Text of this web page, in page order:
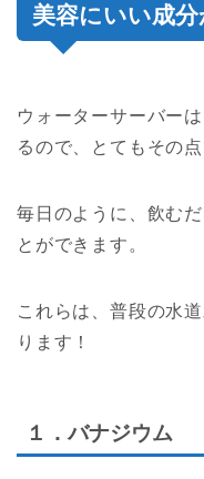
美容にいい成
ウォーターサーバーは
るので、とてもその
毎日のように、飲む
とができます。
これらは、普段の水
ります！
１．バナジウム